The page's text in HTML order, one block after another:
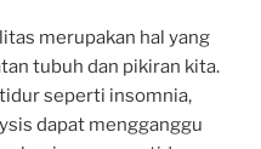
merupakan hal yang
tubuh dan pikiran kita.
seperti insomnia,
dapat mengganggu